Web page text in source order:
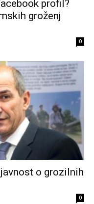
profil?
groženj
0
o grozilnih
0